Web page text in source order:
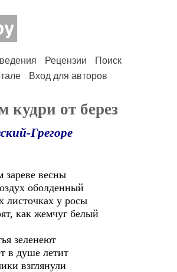
Рецензии
Поиск
Вход для авторов
кудри от берез
Грегоре
весны
оболденный
у росы
как жемчуг белый
зеленеют
душе летит
взглянули